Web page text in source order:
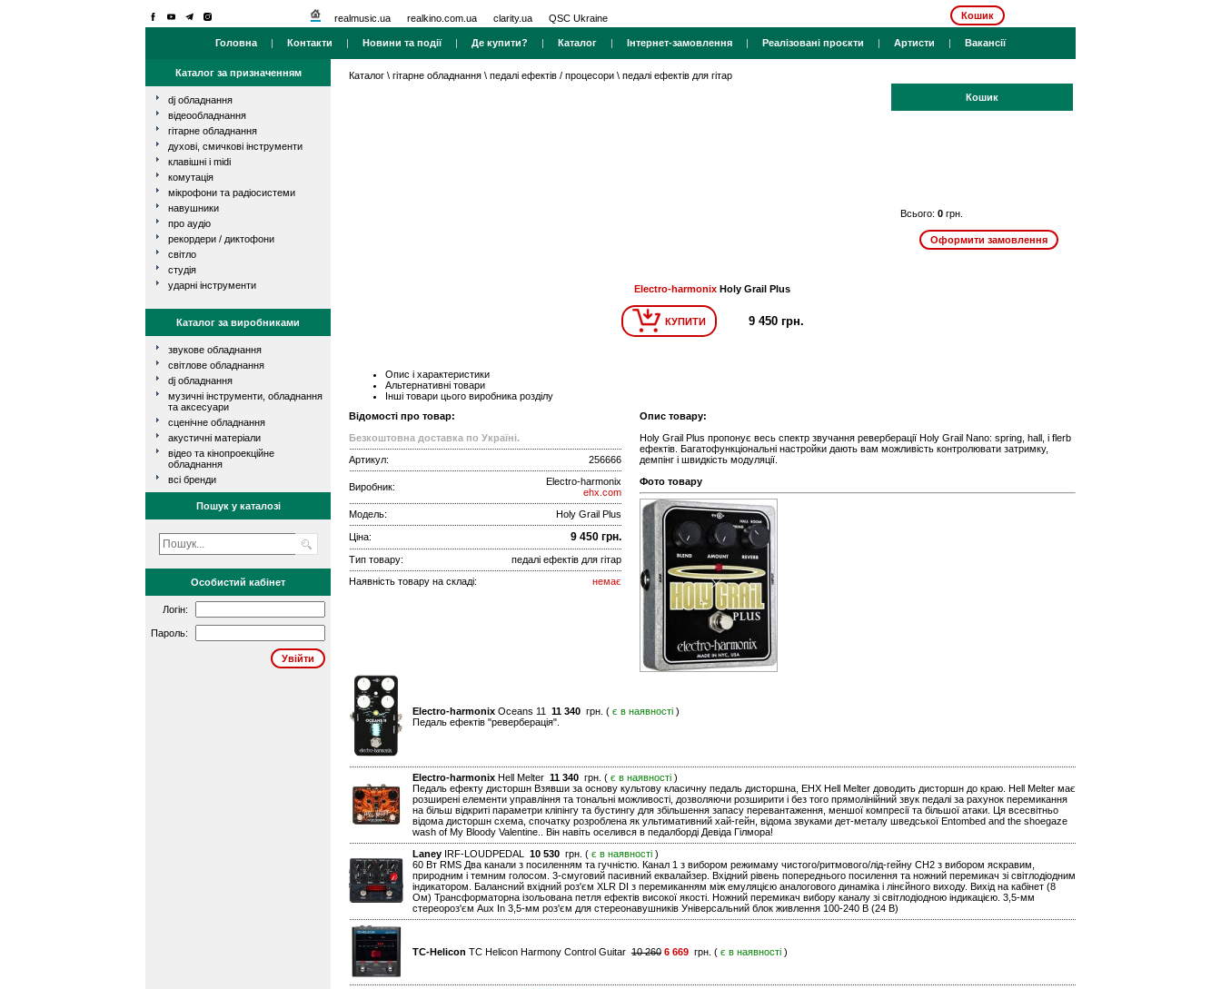
realmusic.ua realkino.com.ua clarity.ua QSC Ukraine Кошик
Головна | Контакти | Новини та події| Де купити? | Каталог | Інтернет-замовлення | Реалізовані проєкти | Артисти | Вакансії
Каталог за призначенням
dj обладнання
відеообладнання
гітарне обладнання
духові, смичкові інструменти
клавішні і midi
комутація
мікрофони та радіосистеми
навушники
про аудіо
рекордери / диктофони
світло
студія
ударні інструменти
Каталог за виробниками
звукове обладнання
світлове обладнання
dj обладнання
музичні інструменти, обладнання
та аксесуари
сценічне обладнання
акустичні матеріали
відео та кінопроекційне
обладнання
всі бренди
Пошук у каталозі
Особистий кабінет
Логін:
Пароль:
Каталог \ гітарне обладнання \ педалі ефектів / процесори \ педалі ефектів для гітар
Кошик
Всього: 0 грн.
Electro-harmonix Holy Grail Plus
КУПИТИ 9 450 грн.
Опис і характеристики
Альтернативні товари
Інші товари цього виробника розділу
Відомості про товар:
Безкоштовна доставка по Україні.
Артикул:
256666
Виробник:
Electro-harmonix
ehx.com
Модель:
Holy Grail Plus
Ціна: 9 450 грн.
Тип товару:
педалі ефектів для гітар
Наявність товару на складі:
немає
Опис товару:
Holy Grail Plus пропонує весь спектр звучання реверберації Holy Grail Nano: spring, hall, і flerb
ефектів. Багатофункціональні настройки дають вам можливість контролювати затримку,
демпінг і швидкість модуляції.
Фото товару
Electro-harmonix Oceans 11 11 340 грн. ( є в наявності )
Педаль ефектів "реверберація".
Electro-harmonix Hell Melter 11 340 грн. ( є в наявності )
Педаль ефекту дисторшн Взявши за основу культову класичну педаль дисторшна, EHX Hell Melter доводить дисторшн до краю. Hell Melter має
розширені елементи управління та тональні можливості, дозволяючи розширити і без того прямолінійний звук педалі за рахунок перемикання
на більш відкриті параметри кліпінгу та бустингу для збільшення запасу перевантаження, меншої компресії та більшої атаки. Ця всесвітньо
відома дисторшн схема, спочатку розроблена як ультимативний хай-гейн, відома звуками дет-металу шведської Entombed and the shoegaze
wash of My Bloody Valentine.. Він навіть оселився в педалборді Девіда Гілмора!
Laney IRF-LOUDPEDAL 10 530 грн. ( є в наявності )
60 Вт RMS Два канали з посиленням та гучністю. Канал 1 з вибором режимаму чистого/ритмового/лід-гейну CH2 з вибором яскравим,
природним і темним голосом. 3-смуговий пасивний еквалайзер. Вхідний рівень попереднього посилення та ножний перемикач зі світлодіодним
індикатором. Балансний вхідний роз'єм XLR DI з перемиканням між емуляцією аналогового динаміка і лінєйного виходу. Вихід на кабінет (8
Ом) Трансформаторна ізольована петля ефектів високої якості. Ножний перемикач вибору каналу зі світлодіодною індикацією. 3,5-мм
стереороз'єм Aux In 3,5-мм роз'єм для стереонавушників Універсальний блок живлення 100-240 В (24 В)
TC-Helicon TC Helicon Harmony Control Guitar 10 260 6 669 грн. ( є в наявності )